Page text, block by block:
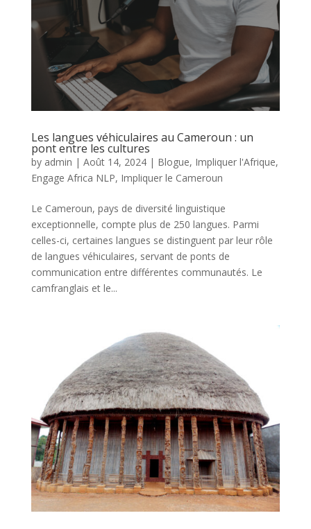
Les langues véhiculaires au Cameroun : un
pont entre les cultures
by admin | Août 14, 2024| Blogue, Impliquer l'Afrique,
Engage Africa NLP, Impliquer le Cameroun
Le Cameroun, pays de diversité linguistique
exceptionnelle, compte plus de 250 langues. Parmi
celles-ci, certaines langues se distinguent par leur rôle
de langues véhiculaires, servant de ponts de
communication entre différentes communautés. Le
camfranglais et le...